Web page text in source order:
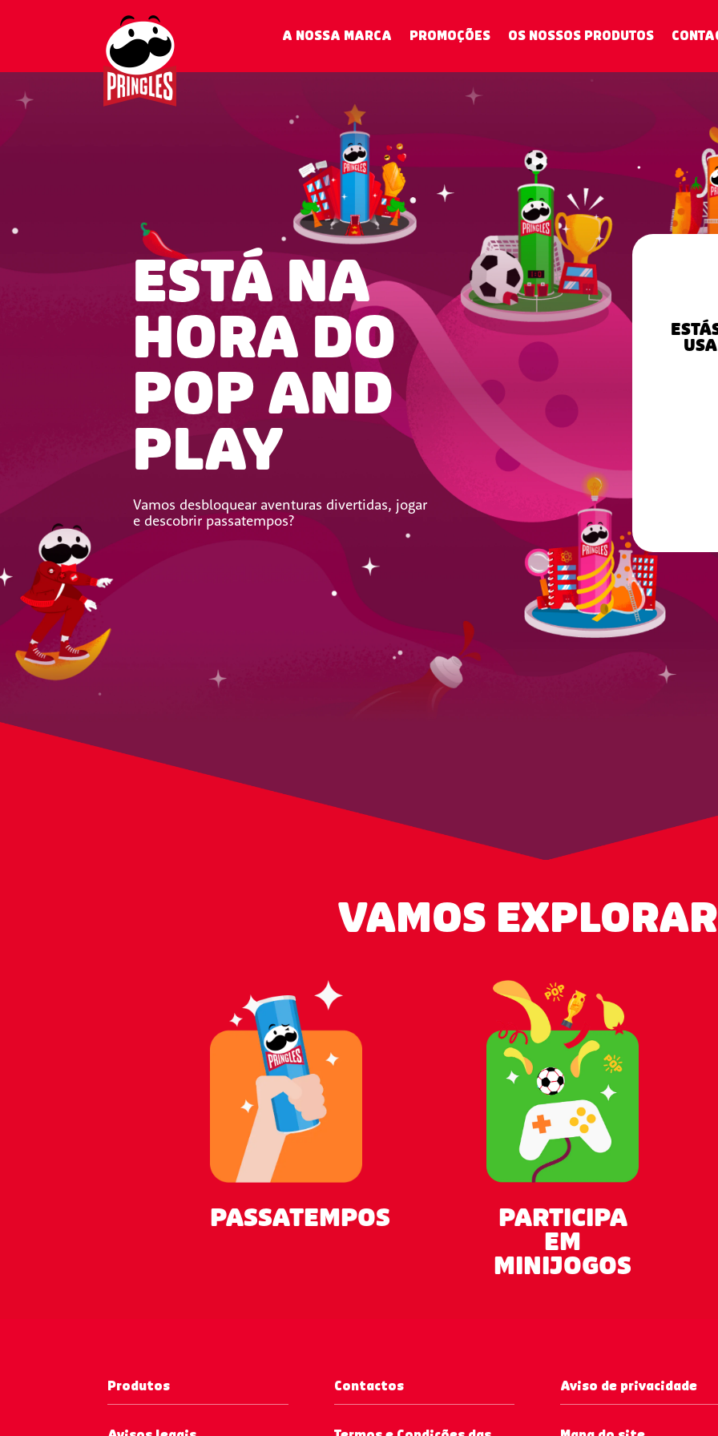
A NOSSA MARCA PROMOÇÕES OS NOSSOS PRODUTOS
ESTÁ NA
HORA DO
POP AND
PLAY
Vamos desbloquear aventuras divertidas, jogar
e descobrir passatempos?
VAMOS
PASSATEMPOS
PARTICIPA
EM
MINIJOGOS
Produtos Contactos Aviso de privacidade